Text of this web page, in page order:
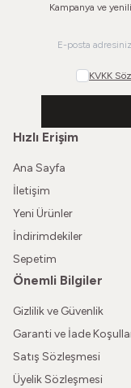
Kampanya ve
KVKK
Hızlı Erişim
Ana Sayfa
İletişim
Yeni Ürünler
İndirimdekiler
Sepetim
Önemli Bilgiler
Gizlilik ve Güvenlik
Garanti ve İade
Satış Sözleşmesi
Üyelik Sözleşmesi